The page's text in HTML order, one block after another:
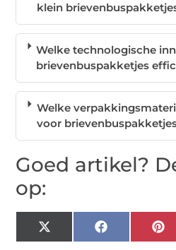
klein
Welke technologische
brievenbuspakketjes
Welke
voor
Goed artikel?
op:
X
(Twitter)
Facebook